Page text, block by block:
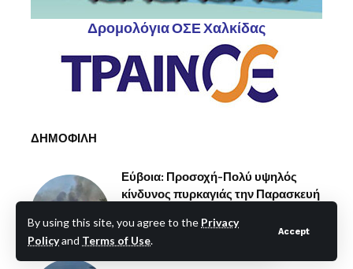
By using this site, you agree to the Privacy
Policyand Terms of Use.
Accept
Δρομολόγια ΟΣΕ Χαλκίδας
ΔΗΜΟΦΙΛΗ
Εύβοια: Προσοχή-Πολύ υψηλός
κίνδυνος πυρκαγιάς την Παρασκευή
αυξημένη προσοχή
17 Ιουλίου 2026